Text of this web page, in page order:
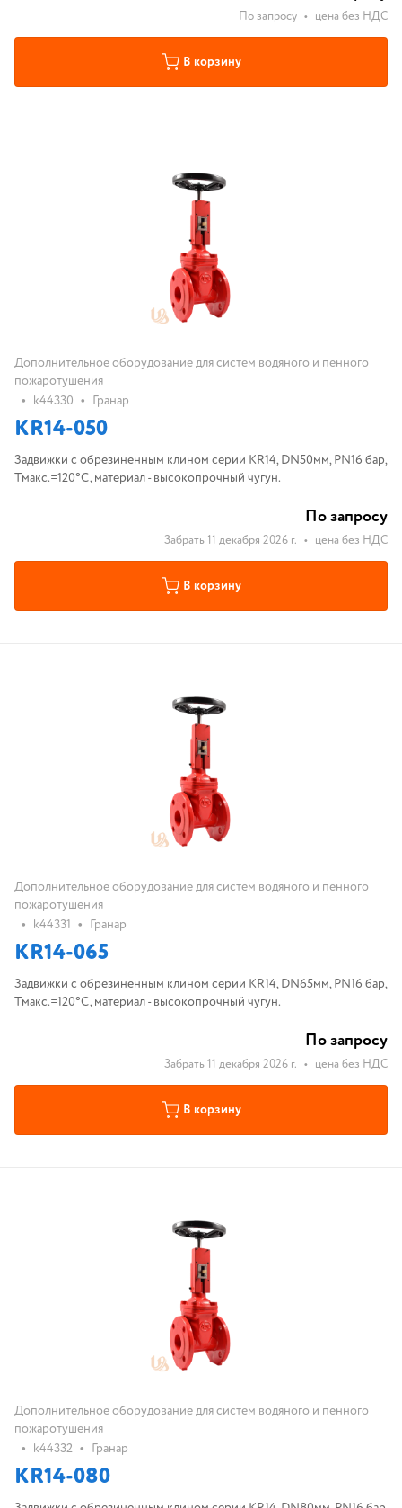
По запросу • цена без НДС
В корзину
Дополнительное оборудование для систем водяного и пенного
пожаротушения
• k44330 • Гранар
KR14-050
Задвижки с обрезиненным клином серии KR14, DN50мм, PN16 бар,
Tмакс.=120°С, материал - высокопрочный чугун.
По запросу
Забрать 11 декабря 2026 г. • цена без НДС
В корзину
Дополнительное оборудование для систем водяного и пенного
пожаротушения
• k44331 • Гранар
KR14-065
Задвижки с обрезиненным клином серии KR14, DN65мм, PN16 бар,
Tмакс.=120°С, материал - высокопрочный чугун.
По запросу
Забрать 11 декабря 2026 г. • цена без НДС
В корзину
Дополнительное оборудование для систем водяного и пенного
пожаротушения
• k44332 • Гранар
KR14-080